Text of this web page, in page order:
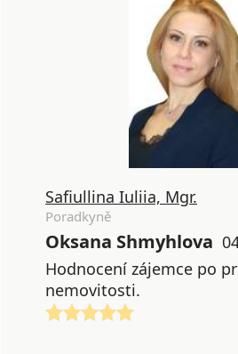
Safiullina Iuliia, Mgr.
Poradkyně
Oksana Shmyhlova
Hodnocení zájemce po
nemovitosti.